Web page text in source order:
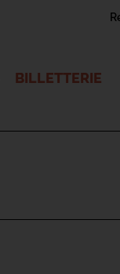
BILLETTERIE